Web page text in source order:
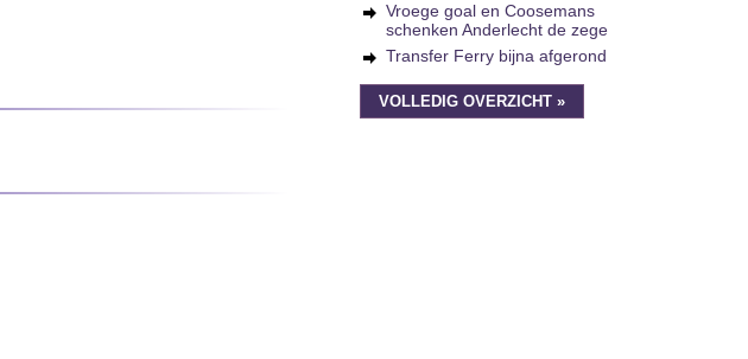
Vroege goal en Coosemans
schenken Anderlecht de zege
Transfer Ferry bijna afgerond
VOLLEDIG OVERZICHT »